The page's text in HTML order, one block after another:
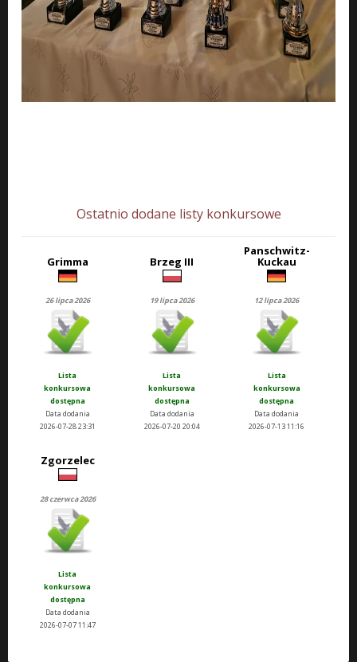
Ostatnio dodane listy konkursowe
Grimma
26 lipca 2026
Lista
konkursowa
dostępna
Data dodania
2026-07-28 23:31
Brzeg III
19 lipca 2026
Lista
konkursowa
dostępna
Data dodania
2026-07-20 20:04
Panschwitz-
Kuckau
12 lipca 2026
Lista
konkursowa
dostępna
Data dodania
2026-07-13 11:16
Zgorzelec
28 czerwca 2026
Lista
konkursowa
dostępna
Data dodania
2026-07-07 11:47